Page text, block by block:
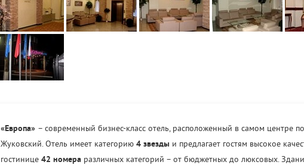
«Европа»– современный бизнес-класс отель, расположенный в самом центре
Жуковский. Отель имеет категорию 4 звезды и предлагает гостям высокое
гостинице 42 номера различных категорий – от бюджетных до люксовых.